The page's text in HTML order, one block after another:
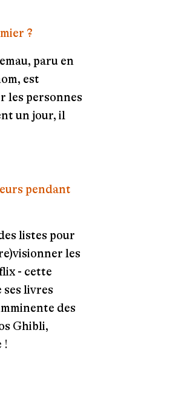
?
paru en
est
les personnes
un jour, il
pendant
listes pour
les
- cette
livres
des
Ghibli,
!